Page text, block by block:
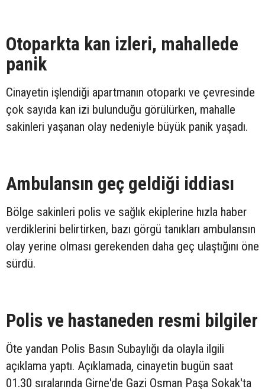
Otoparkta kan izleri, mahallede
panik
Cinayetin işlendiği apartmanın otoparkı ve çevresinde
çok sayıda kan izi bulunduğu görülürken, mahalle
sakinleri yaşanan olay nedeniyle büyük panik yaşadı.
Ambulansın geç geldiği iddiası
Bölge sakinleri polis ve sağlık ekiplerine hızla haber
verdiklerini belirtirken, bazı görgü tanıkları ambulansın
olay yerine olması gerekenden daha geç ulaştığını öne
sürdü.
Polis ve hastaneden resmi bilgiler
Öte yandan Polis Basın Subaylığı da olayla ilgili
açıklama yaptı. Açıklamada, cinayetin bugün saat
01.30 sıralarında Girne'de Gazi Osman Paşa Sokak'ta